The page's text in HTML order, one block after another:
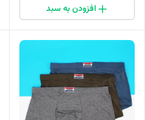
افزودن به سبد